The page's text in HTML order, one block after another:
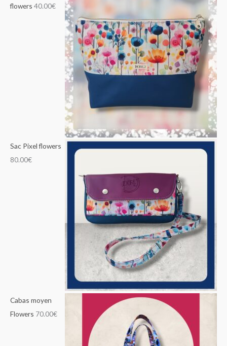
flowers 40.00€
Sac Pixel flowers
80.00€
Cabas moyen
Flowers 70.00€